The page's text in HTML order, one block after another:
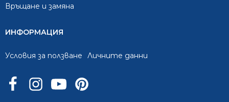
Връщане и замяна
ИНФОРМАЦИЯ
Условия за ползване Личните данни